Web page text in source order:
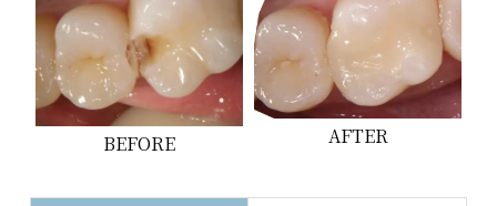
BEFORE AFTER